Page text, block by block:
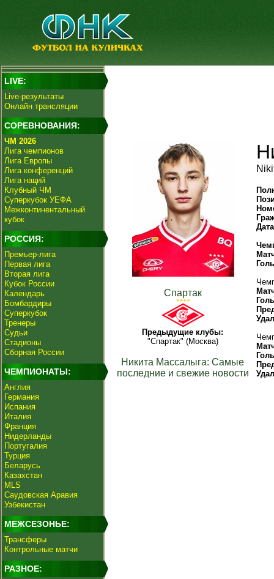
LIVE:
Live-результаты
Онлайн трансляции
СОРЕВНОВАНИЯ:
ЧМ 2026
Лига чемпионов
Лига Европы
Лига конференций
Лига наций
Клубный ЧМ
Суперкубок УЕФА
Межконтинентальный
кубок
РОССИЯ:
Премьер-лига
Первая лига
Вторая лига
Кубок России
Календарь
Бомбардиры
Суперкубок
Тренеры
Судьи
Стадионы
Сборная России
ЧЕМПИОНАТЫ:
Англия
Германия
Испания
Италия
Франция
Нидерланды
Португалия
Турция
Беларусь
Казахстан
MLS
Саудовская Аравия
Узбекистан
МЕЖСЕЗОНЬЕ:
Трансферы
Контрольные матчи
РАЗНОЕ:
Спартак
Предыдущие клубы:
"Спартак" (Москва)
Никита Массалыга: Самые
последние и свежие новости